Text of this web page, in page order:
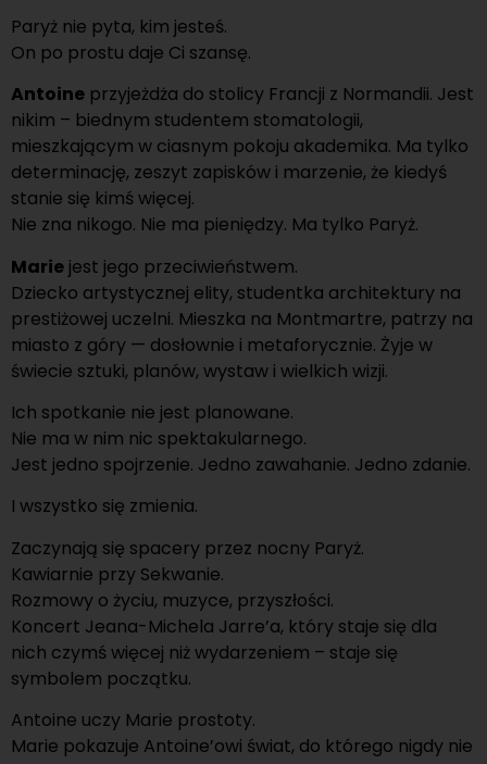
Paryż nie pyta, kim jesteś.
On po prostu daje Ci szansę.
Antoine przyjeżdża do stolicy Francji z Normandii. Jest
nikim – biednym studentem stomatologii,
mieszkającym w ciasnym pokoju akademika. Ma tylko
determinację, zeszyt zapisków i marzenie, że kiedyś
stanie się kimś więcej.
Nie zna nikogo. Nie ma pieniędzy. Ma tylko Paryż.
Marie jest jego przeciwieństwem.
Dziecko artystycznej elity, studentka architektury na
prestiżowej uczelni. Mieszka na Montmartre, patrzy na
miasto z góry — dosłownie i metaforycznie. Żyje w
świecie sztuki, planów, wystaw i wielkich wizji.
Ich spotkanie nie jest planowane.
Nie ma w nim nic spektakularnego.
Jest jedno spojrzenie. Jedno zawahanie. Jedno zdanie.
I wszystko się zmienia.
Zaczynają się spacery przez nocny Paryż.
Kawiarnie przy Sekwanie.
Rozmowy o życiu, muzyce, przyszłości.
Koncert Jeana-Michela Jarre’a, który staje się dla
nich czymś więcej niż wydarzeniem – staje się
symbolem początku.
Antoine uczy Marie prostoty.
Marie pokazuje Antoine’owi świat, do którego nigdy nie